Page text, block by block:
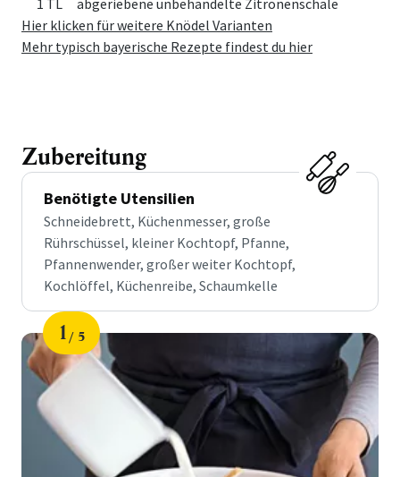
1 TL
abgeriebene unbehandelte Zitronenschale
Hier klicken für weitere Knödel Varianten
Mehr typisch bayerische Rezepte findest du hier
Zubereitung
Benötigte Utensilien
Schneidebrett, Küchenmesser, große
Rührschüssel, kleiner Kochtopf, Pfanne,
Pfannenwender, großer weiter Kochtopf,
Kochlöffel, Küchenreibe, Schaumkelle
Schritt
1
von
5